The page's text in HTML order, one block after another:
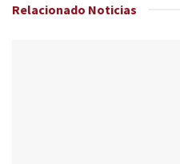
Relacionado Noticias